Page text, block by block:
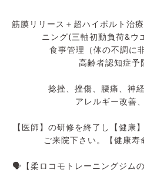
筋膜リリース＋超ハイボルト治
ニング(三軸初動負荷&ウ
食事管理（体の不調に
高齢者認知症予
捻挫、挫傷、腰痛、神
アレルギー改善
【医師】の研修を終了し【健康
ご来院下さい。【健康寿
🗣️【柔ロコモトレーニングジム